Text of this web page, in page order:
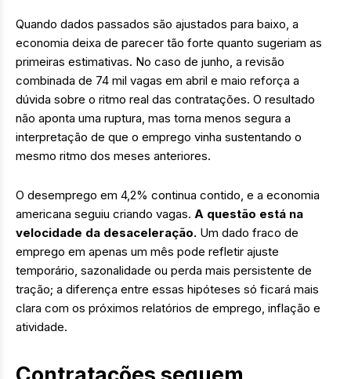
Quando dados passados são ajustados para baixo, a
economia deixa de parecer tão forte quanto sugeriam as
primeiras estimativas. No caso de junho, a revisão
combinada de 74 mil vagas em abril e maio reforça a
dúvida sobre o ritmo real das contratações. O resultado
não aponta uma ruptura, mas torna menos segura a
interpretação de que o emprego vinha sustentando o
mesmo ritmo dos meses anteriores.
O desemprego em 4,2% continua contido, e a economia
americana seguiu criando vagas. A questão está na
velocidade da desaceleração. Um dado fraco de
emprego em apenas um mês pode refletir ajuste
temporário, sazonalidade ou perda mais persistente de
tração; a diferença entre essas hipóteses só ficará mais
clara com os próximos relatórios de emprego, inflação e
atividade.